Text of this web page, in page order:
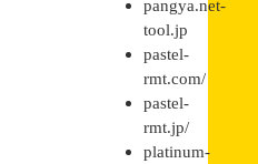
pangya.net-
tool.jp
pastel-
rmt.com/
pastel-
rmt.jp/
platinum-